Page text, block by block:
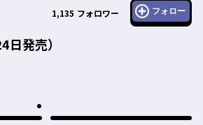
1,135 フォロワー フォロー
発売）